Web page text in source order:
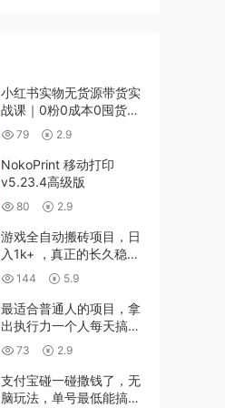
小红书实物无货源带货实
战课｜0粉0成本0囤货，
新手一周上手，日入
300+(更新0702)
79 2.9
NokoPrint 移动打印
v5.23.4高级版
80 2.9
游戏全自动搬砖项目，日
入1k+ ，真正的长久稳定
项目，可批量矩阵无限放
大【揭秘】
144 5.9
最适合普通人的项目，拿
出执行力一个人每天搞个
800-1k很轻松【揭秘】
73 2.9
支付宝碰一碰撒钱了，无
脑玩法，单号最低能搞几